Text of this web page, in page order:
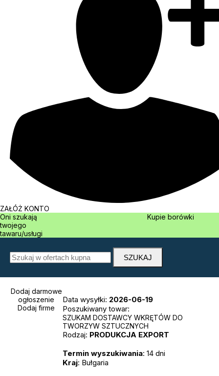
ZAŁÓŻ KONTO
Oni szukają
twojego
tawaru/usługi
Kupie borówki
Dodaj darmowe
ogłoszenie
Dodaj firme
Data wysyłki: 2026-06-19
Poszukiwany towar:
SZUKAM DOSTAWCY WKRĘTÓW DO
TWORZYW SZTUCZNYCH
Rodzaj: PRODUKCJA EXPORT
Termin wyszukiwania: 14 dni
Kraj: Bułgaria